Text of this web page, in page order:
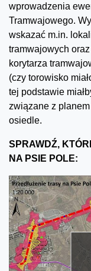
wprowadzenia
Tramwajowego.
wskazać m.in.
tramwajowych
korytarza
(czy torowisko
tej podstawie
związane z
osiedle.
SPRAWDŹ,
NA PSIE POLE: